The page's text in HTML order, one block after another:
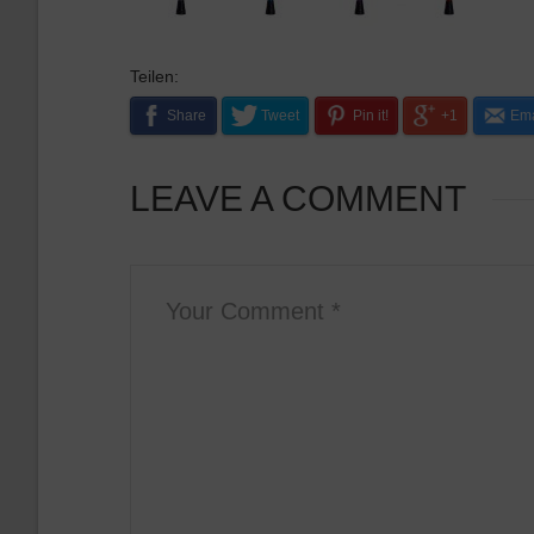
Teilen:
Share Tweet Pin it! +1
LEAVE A COMMENT